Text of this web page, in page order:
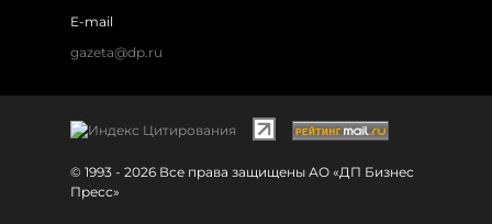
E-mail
gazeta@dp.ru
© 1993 - 2026 Все права защищены АО «ДП Бизнес
Пресс»